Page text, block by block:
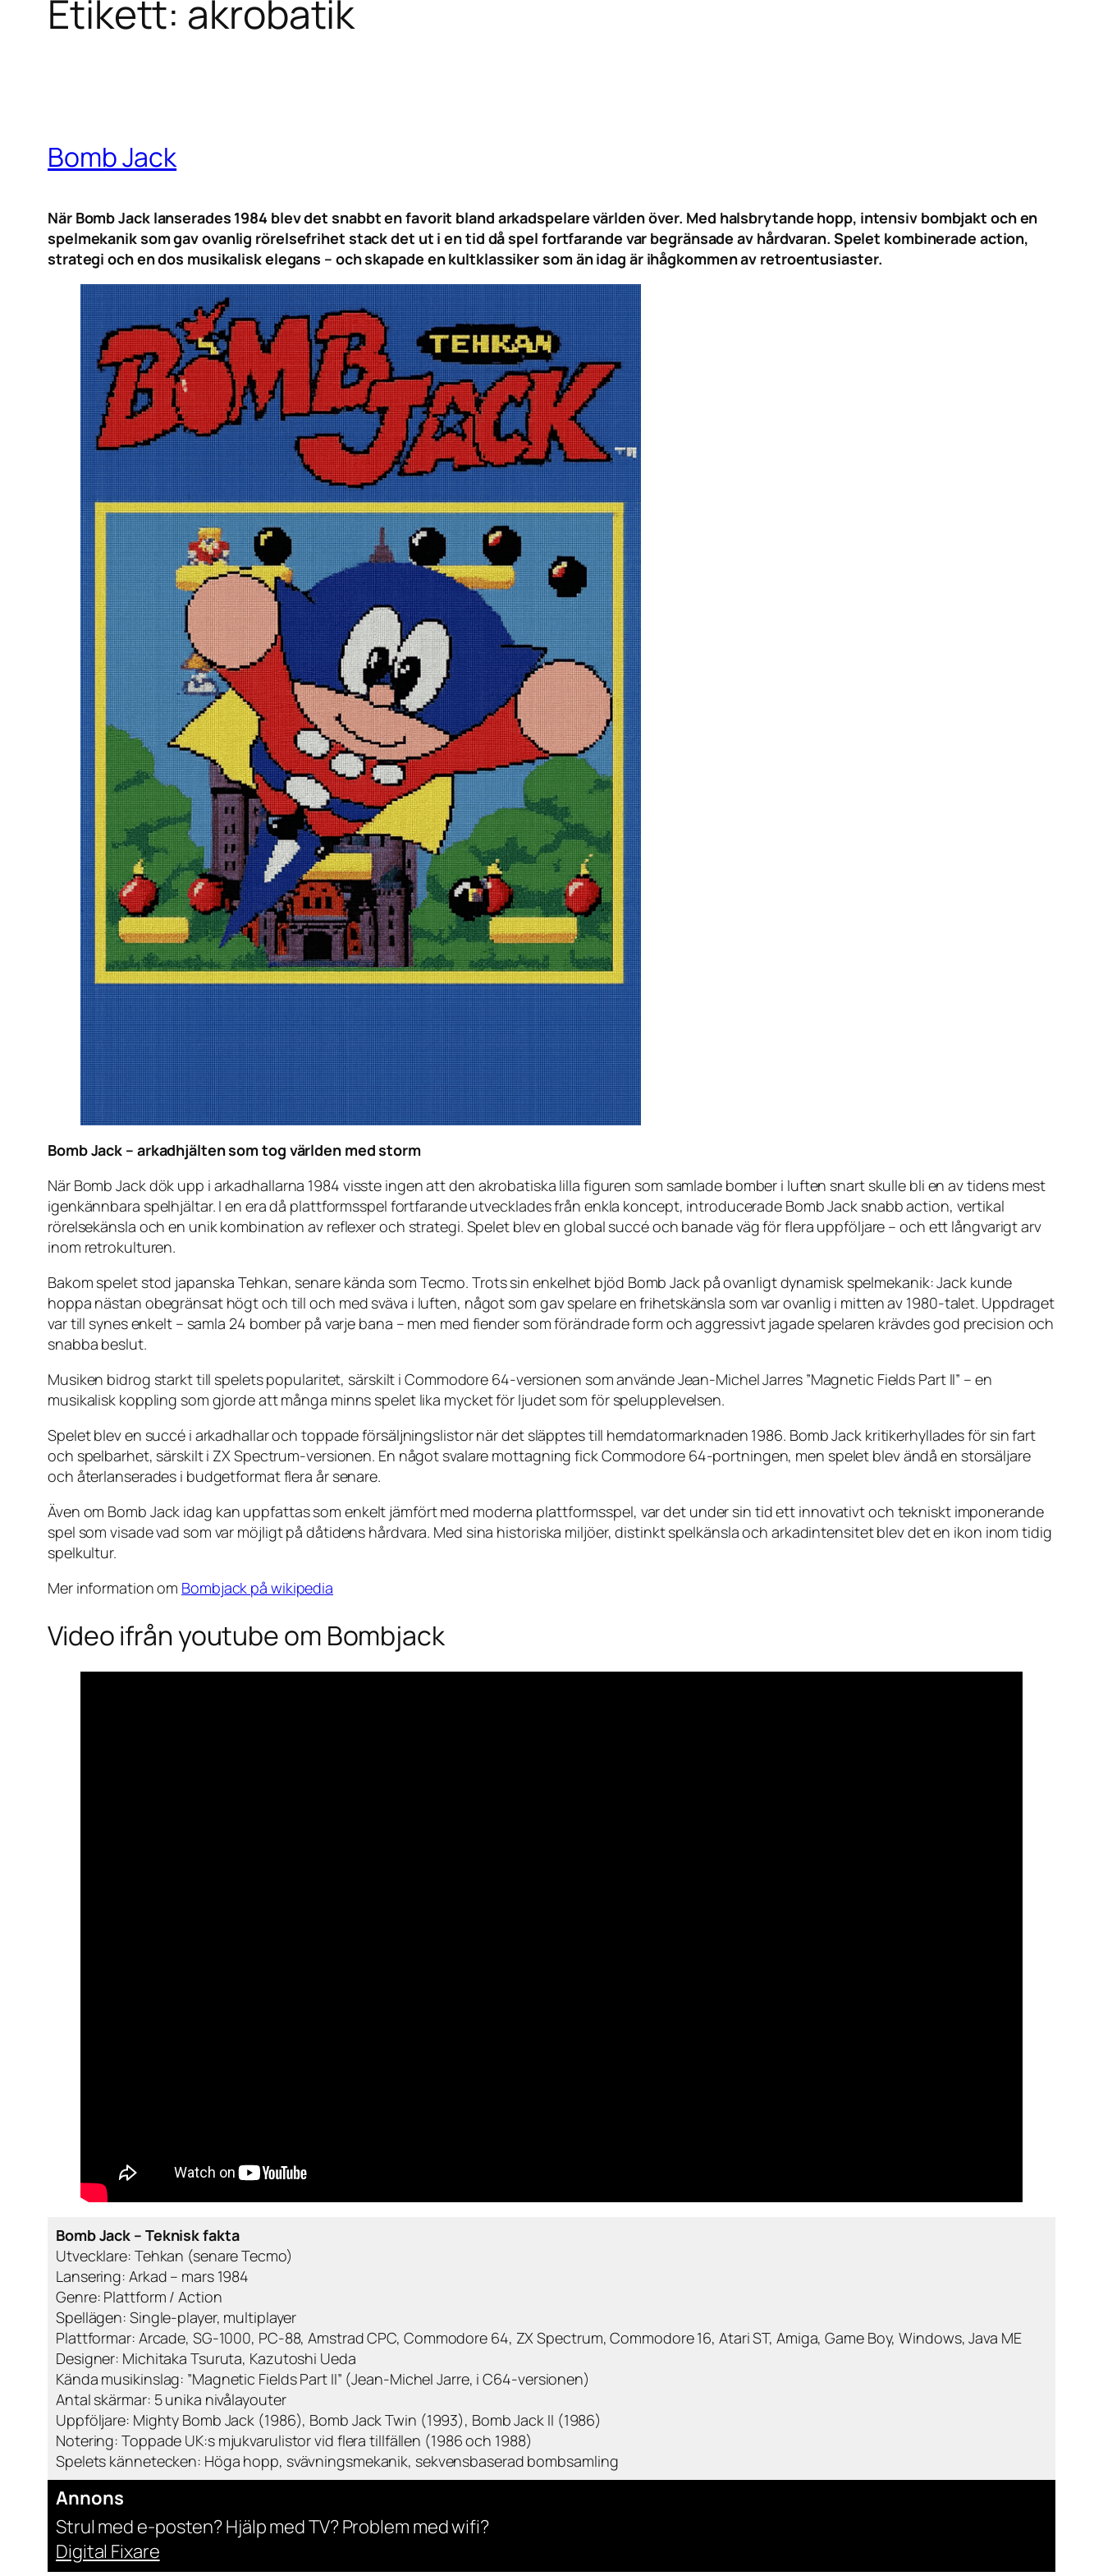
Etikett: akrobatik
Bomb Jack
När Bomb Jack lanserades 1984 blev det snabbt en favorit bland arkadspelare världen över. Med halsbrytande hopp, intensiv bombjakt och en
spelmekanik som gav ovanlig rörelsefrihet stack det ut i en tid då spel fortfarande var begränsade av hårdvaran. Spelet kombinerade action,
strategi och en dos musikalisk elegans – och skapade en kultklassiker som än idag är ihågkommen av retroentusiaster.
Bomb Jack – arkadhjälten som tog världen med storm
När Bomb Jackdök upp i arkadhallarna 1984 visste ingen att den akrobatiska lilla figuren som samlade bomber i luften snart skulle bli en av tidens mest
igenkännbara spelhjältar. I en era då plattformsspel fortfarande utvecklades från enkla koncept, introducerade Bomb Jack snabb action, vertikal
rörelsekänsla och en unik kombination av reflexer och strategi. Spelet blev en global succé och banade väg för flera uppföljare – och ett långvarigt arv
inom retrokulturen.
Bakom spelet stod japanska Tehkan, senare kända som Tecmo. Trots sin enkelhet bjöd Bomb Jackpå ovanligt dynamisk spelmekanik: Jack kunde
hoppa nästan obegränsat högt och till och med sväva i luften, något som gav spelare en frihetskänsla som var ovanlig i mitten av 1980-talet. Uppdraget
var till synes enkelt – samla 24 bomber på varje bana – men med fiender som förändrade form och aggressivt jagade spelaren krävdes god precision och
snabba beslut.
Musiken bidrog starkt till spelets popularitet, särskilt i Commodore 64-versionen som använde Jean-Michel Jarres ”Magnetic Fields Part II” – en
musikalisk koppling som gjorde att många minns spelet lika mycket för ljudet som för spelupplevelsen.
Spelet blev en succé i arkadhallar och toppade försäljningslistor när det släpptes till hemdatormarknaden 1986. Bomb Jackkritikerhyllades för sin fart
och spelbarhet, särskilt i ZX Spectrum-versionen. En något svalare mottagning fick Commodore 64-portningen, men spelet blev ändå en storsäljare
och återlanserades i budgetformat flera år senare.
Även om Bomb Jack idag kan uppfattas som enkelt jämfört med moderna plattformsspel, var det under sin tid ett innovativt och tekniskt imponerande
spel som visade vad som var möjligt på dåtidens hårdvara. Med sina historiska miljöer, distinkt spelkänsla och arkadintensitet blev det en ikon inom tidig
spelkultur.
Mer information om Bombjack på wikipedia
Video ifrån youtube om Bombjack
Bomb Jack – Teknisk fakta
Utvecklare: Tehkan (senare Tecmo)
Lansering: Arkad – mars 1984
Genre: Plattform / Action
Spellägen: Single-player, multiplayer
Plattformar: Arcade, SG-1000, PC-88, Amstrad CPC, Commodore 64, ZX Spectrum, Commodore 16, Atari ST, Amiga, Game Boy, Windows, Java ME
Designer: Michitaka Tsuruta, Kazutoshi Ueda
Kända musikinslag: ”Magnetic Fields Part II” (Jean-Michel Jarre, i C64-versionen)
Antal skärmar: 5 unika nivålayouter
Uppföljare: Mighty Bomb Jack (1986), Bomb Jack Twin (1993), Bomb Jack II (1986)
Notering: Toppade UK:s mjukvarulistor vid flera tillfällen (1986 och 1988)
Spelets kännetecken: Höga hopp, svävningsmekanik, sekvensbaserad bombsamling
Annons
Strul med e-posten? Hjälp med TV? Problem med wifi?
Digital Fixare